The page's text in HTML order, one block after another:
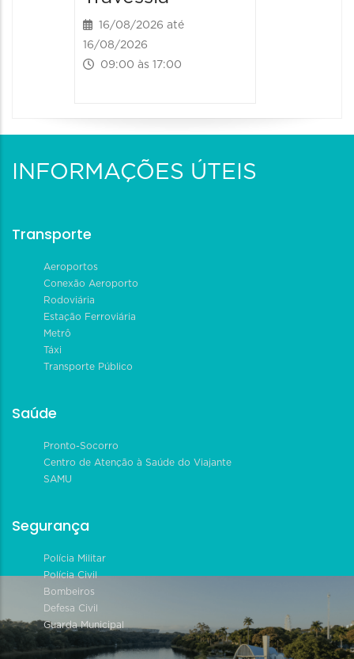
16/08/2026 até
16/08/2026
09:00 às 17:00
INFORMAÇÕES ÚTEIS
Transporte
Aeroportos
Conexão Aeroporto
Rodoviária
Estação Ferroviária
Metrô
Táxi
Transporte Público
Saúde
Pronto-Socorro
Centro de Atenção à Saúde do Viajante
SAMU
Segurança
Polícia Militar
Polícia Civil
Bombeiros
Defesa Civil
Guarda Municipal